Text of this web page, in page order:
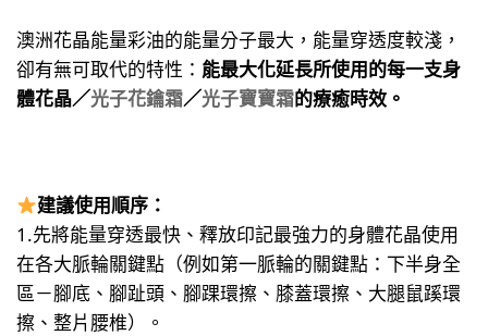
澳洲花晶能量彩油的能量分子最大，能量穿透度較淺，
卻有無可取代的特性： 能最大化延長所使用的每一支身
體花晶／光子花鑰霜／光子寶寶霜的療癒時效。
建議使用順序：
1.先將能量穿透最快、釋放印記最強力的身體花晶使用
在各大脈輪關鍵點（例如第一脈輪的關鍵點：下半身全
區－腳底、腳趾頭、腳踝環擦、膝蓋環擦、大腿鼠蹊環
擦、整片腰椎）。